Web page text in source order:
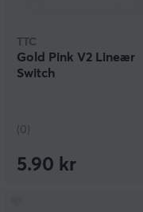
TTC
Gold Pink V2 Lineær
Switch
(0)
5.90 kr